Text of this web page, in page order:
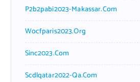
P2b2pabi2023-Makassar.com
Wocfparis2023.org
Sinc2023.com
Scdlqatar2022-Qa.com